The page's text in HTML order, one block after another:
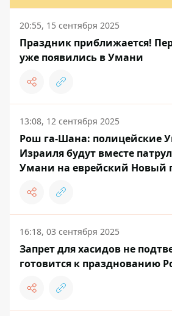
20:55, 15 сентября 2025
Праздник приближается!
уже появились в Умани
13:08, 12 сентября 2025
Рош га-Шана: полицейские
Израиля будут вместе
Умани на еврейский Новый
16:18, 03 сентября 2025
Запрет для хасидов не
готовится к празднованию